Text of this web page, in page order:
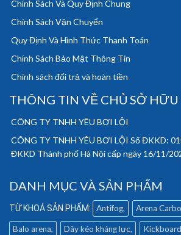
Chính Sách Và Quy Định Chung
Chính Sách Vận Chuyển
Quy Định Và Hình Thức Thanh Toán
Chính Sách Bảo Mật Thông Tin
Chính sách đổi trả và hoàn tiền
THÔNG TIN VỀ CHỦ SỞ HỮU
CÔNG TY TNHH YÊU BƠI LỘI
CÔNG TY TNHH YÊU BƠI LỘI Số ĐKKD:
ĐKKD Thành phố Hà Nội cấp ngày 16/11/
DANH MỤC VÀ SẢN PHẨM
Antifog Arena
Balo arena Dây kéo kháng lực Kickboard